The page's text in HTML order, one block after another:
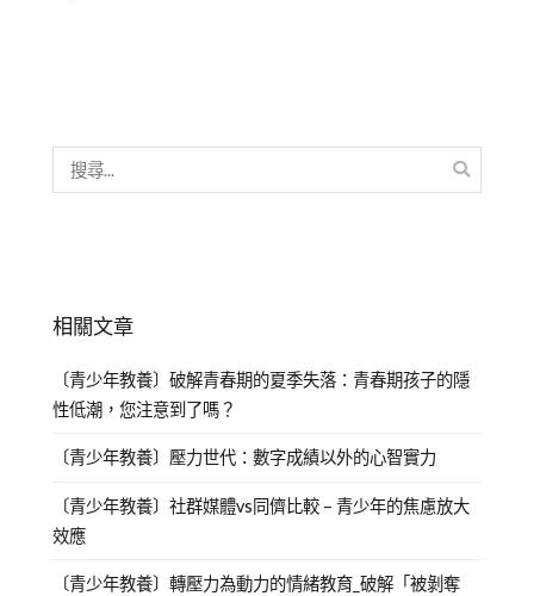
相關文章
〔青少年教養〕破解青春期的夏季失落：青春期孩子的隱
性低潮，您注意到了嗎？
〔青少年教養〕壓力世代：數字成績以外的心智實力
〔青少年教養〕社群媒體vs同儕比較 – 青少年的焦慮放大
效應
〔青少年教養〕轉壓力為動力的情緒教育_破解「被剝奪